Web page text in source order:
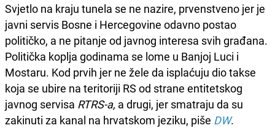
Svjetlo na kraju tunela se ne nazire, prvenstveno jer je
javni servis Bosne i Hercegovine odavno postao
političko, a ne pitanje od javnog interesa svih građana.
Politička koplja godinama se lome u Banjoj Luci i
Mostaru. Kod prvih jer ne žele da isplaćuju dio takse
koja se ubire na teritoriji RS od strane entitetskog
javnog servisa RTRS-a, a drugi, jer smatraju da su
zakinuti za kanal na hrvatskom jeziku, piše DW.